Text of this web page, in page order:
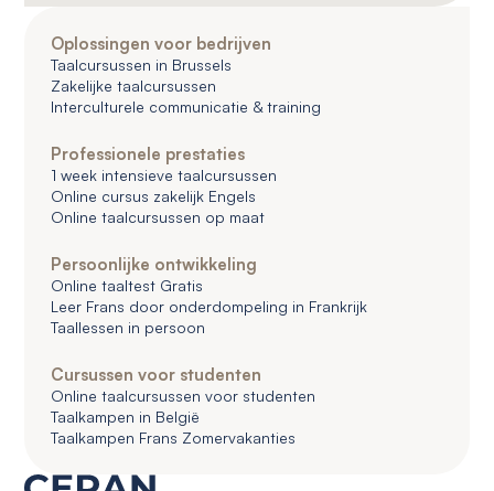
Oplossingen voor bedrijven
Taalcursussen in Brussels
Zakelijke taalcursussen
Interculturele communicatie & training
Professionele prestaties
1 week intensieve taalcursussen
Online cursus zakelijk Engels
Online taalcursussen op maat
Persoonlijke ontwikkeling
Online taaltest Gratis
Leer Frans door onderdompeling in Frankrijk
Taallessen in persoon
Cursussen voor studenten
Online taalcursussen voor studenten
Taalkampen in België
Taalkampen Frans Zomervakanties